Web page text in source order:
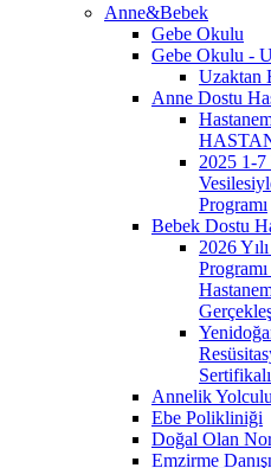
Anne&Bebek
Gebe Okulu
Gebe Okulu -
Uzaktan
Anne Dostu
2025 1-
Programı
Bebek Dostu
2026
Annelik
Ebe Polikliniği
Doğal Olan
Emzirme